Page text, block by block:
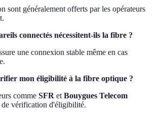
sont généralement offerts par les opérateurs
connectés nécessitent-ils la fibre ?
une connexion stable même en cas
mon éligibilité à la fibre optique ?
comme SFR et Bouygues Telecom
de vérification d'éligibilité.